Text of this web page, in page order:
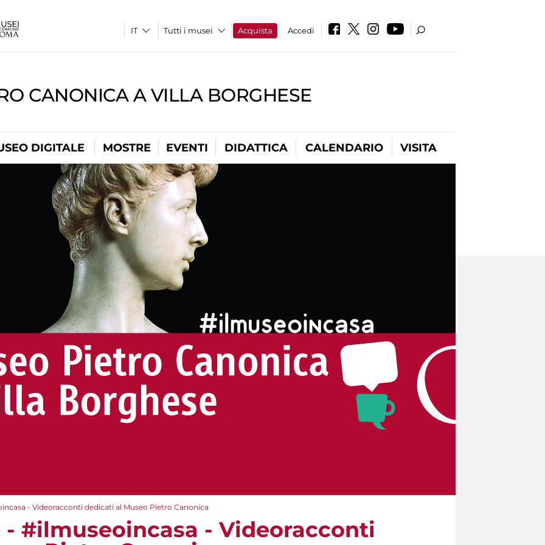
Tutti i musei Acquista Accedi
CANONICA A VILLA BORGHESE
DIGITALE MOSTRE EVENTI DIDATTICA CALENDARIO VISITA
- Videoracconti dedicati al Museo Pietro Canonica
#ilmuseoincasa - Videoracconti